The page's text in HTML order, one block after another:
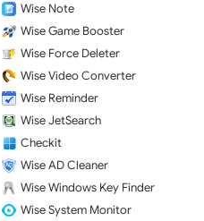
Wise Note
Wise Game Booster
Wise Force Deleter
Wise Video Converter
Wise Reminder
Wise JetSearch
Checkit
Wise AD Cleaner
Wise Windows Key Finder
Wise System Monitor